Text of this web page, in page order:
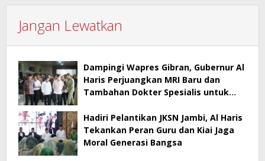
Jangan Lewatkan
Dampingi Wapres Gibran, Gubernur Al
Haris Perjuangkan MRI Baru dan
Tambahan Dokter Spesialis untuk
Hadiri Pelantikan JKSN Jambi, Al Haris
Tekankan Peran Guru dan Kiai Jaga
Moral Generasi Bangsa